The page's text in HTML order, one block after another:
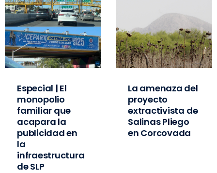
Especial | El
monopolio
familiar que
acapara la
publicidad en
la
infraestructura
de SLP
La amenaza del
proyecto
extractivista de
Salinas Pliego
en Corcovada